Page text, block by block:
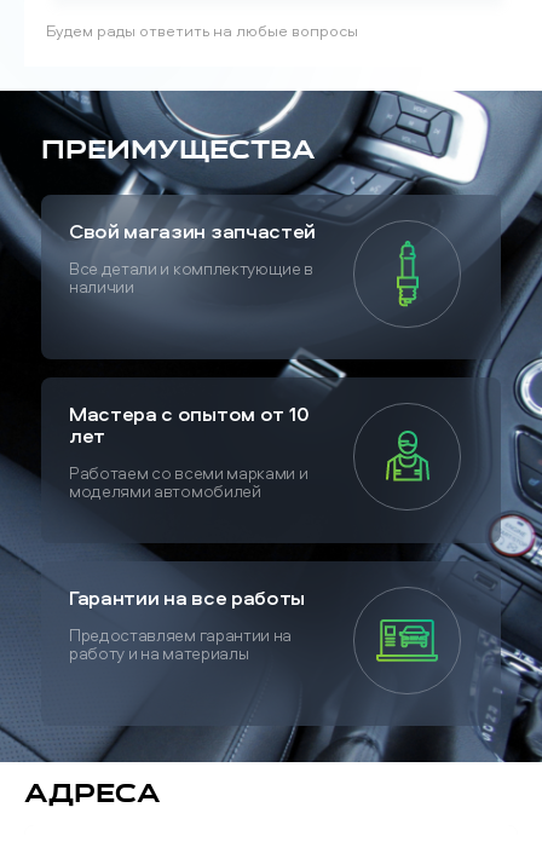
Будем рады ответить на любые вопросы
Преимущества
Свой магазин запчастей
Все детали и комплектующие в
наличии
Мастера с опытом от 10
лет
Работаем со всеми марками и
моделями автомобилей
Гарантии на все работы
Предоставляем гарантии на
работу и на материалы
Адреса